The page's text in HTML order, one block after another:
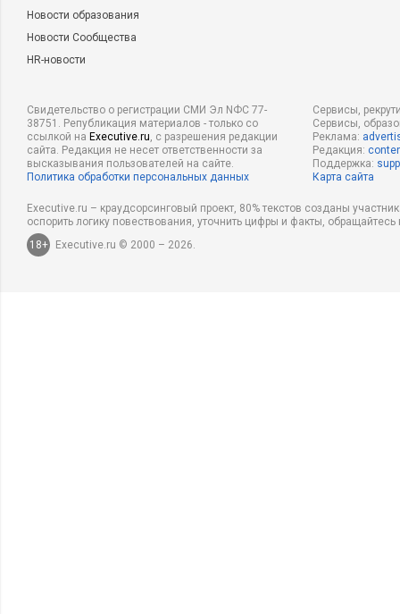
Новости образования
Новости Сообщества
HR-новости
Свидетельство о регистрации СМИ Эл NФС 77-
38751. Републикация материалов - только со
ссылкой на Executive.ru, с разрешения редакции
сайта. Редакция не несет ответственности за
высказывания пользователей на сайте.
Политика обработки персональных данных
Сервисы,
Сервисы,
Реклама:
Редакция:
Поддержка:
Карта сайта
Executive.ru – краудсорсинговый проект, 80% текстов созданы
оспорить логику повествования, уточнить цифры и факты,
18+
Executive.ru © 2000 – 2026.